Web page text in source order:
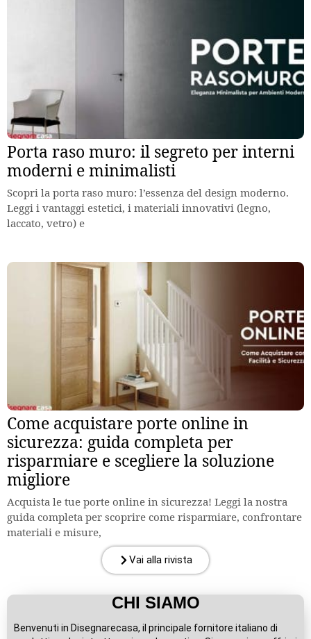
Porta raso muro: il segreto per interni
moderni e minimalisti
Scopri la porta raso muro: l’essenza del design moderno.
Leggi i vantaggi estetici, i materiali innovativi (legno,
laccato, vetro) e
Come acquistare porte online in
sicurezza: guida completa per
risparmiare e scegliere la soluzione
migliore
Acquista le tue porte online in sicurezza! Leggi la nostra
guida completa per scoprire come risparmiare, confrontare
materiali e misure,
Vai alla rivista
CHI SIAMO
Benvenuti in Disegnarecasa, il principale fornitore italiano di